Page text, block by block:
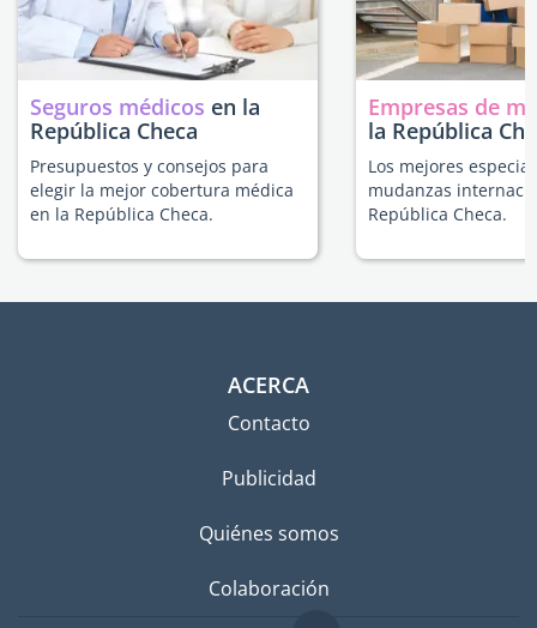
Seguros médicos en la
República Checa
Presupuestos y consejos para
elegir la mejor cobertura médica
en la República Checa.
Empresas de
la República
Los mejores
mudanzas
República Checa.
ACERCA
Contacto
Publicidad
Quiénes somos
Colaboración